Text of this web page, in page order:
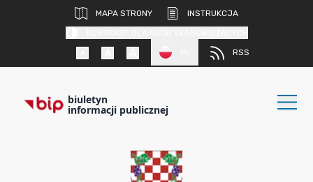
MAPA STRONY
INSTRUKCJA
RSS
biuletyn
informacji publicznej